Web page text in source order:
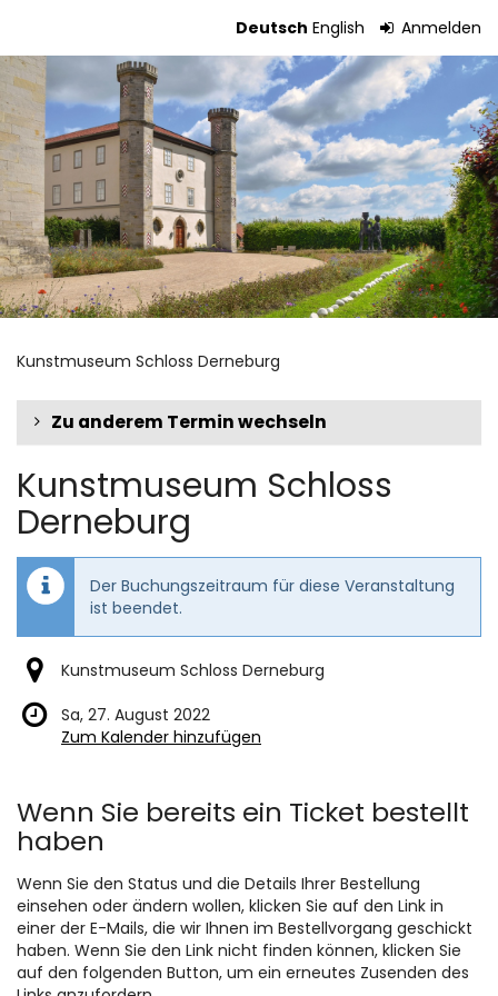
Inhalt
springen
Deutsch English Anmelden
Tickets
Kunstmuseum Schloss Derneburg
Zu anderem Termin wechseln
Kunstmuseum Schloss
Derneburg
Der Buchungszeitraum für diese Veranstaltung
ist beendet.
Kunstmuseum Schloss Derneburg
Sa, 27. August 2022
Zum Kalender hinzufügen
Wenn Sie bereits ein Ticket bestellt
haben
Wenn Sie den Status und die Details Ihrer Bestellung
einsehen oder ändern wollen, klicken Sie auf den Link in
einer der E-Mails, die wir Ihnen im Bestellvorgang geschickt
haben. Wenn Sie den Link nicht finden können, klicken Sie
auf den folgenden Button, um ein erneutes Zusenden des